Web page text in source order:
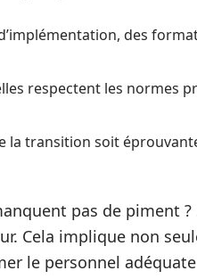
des
respectent les normes
la transition soit
pas de piment ?
Cela implique non
le personnel